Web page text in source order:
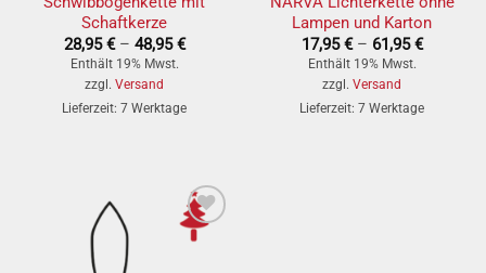
Schaftkerze
28,95€ – 48,95€Preisspanne:
Enthält 19% Mwst.
zzgl. Versand
Lieferzeit: 7 Werktage
Lampen und Karton
17,95€ – 61,95€
Enthält 19% Mwst.
zzgl. Versand
Lieferzeit: 7 Werktage
» auf den